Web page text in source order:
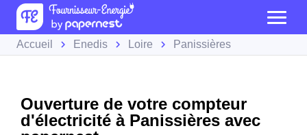
Accueil Enedis Loire Panissières